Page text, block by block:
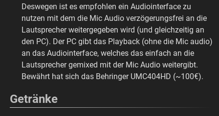
Deswegen ist es empfohlen ein Audiointerface zu
nutzen mit dem die Mic Audio verzögerungsfrei an die
Lautsprecher weitergegeben wird (und gleichzeitig an
den PC). Der PC gibt das Playback (ohne die Mic audio)
an das Audiointerface, welches das einfach an die
Lautsprecher gemixed mit der Mic Audio weitergibt.
Bewährt hat sich das Behringer UMC404HD (~100€).
Getränke